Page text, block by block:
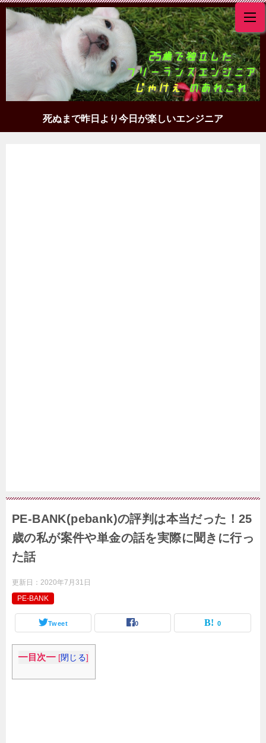
死ぬまで昨日より今日が楽しいエンジニア
PE-BANK(pebank)の評判は本当だった！25
歳の私が案件や単金の話を実際に聞きに行っ
た話
更新日： 2020年7月31日
PE-BANK
Tweet 0 0
━目次━ [閉じる]